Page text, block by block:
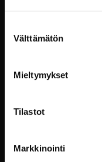
valinta
Välttämätön
Mieltymykset
Tilastot
Markkinointi